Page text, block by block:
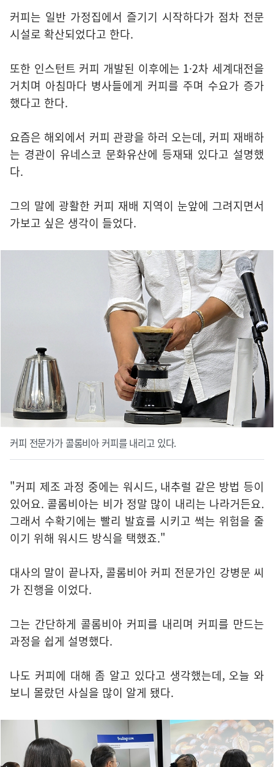
커피는 일반 가정집에서 즐기기 시작하다가 점차 전문
시설로 확산되었다고 한다.
또한 인스턴트 커피 개발된 이후에는 1·2차 세계대전을
거치며 아침마다 병사들에게 커피를 주며 수요가 증가
했다고 한다.
요즘은 해외에서 커피 관광을 하러 오는데, 커피 재배하
는 경관이 유네스코 문화유산에 등재돼 있다고 설명했
다.
그의 말에 광활한 커피 재배 지역이 눈앞에 그려지면서
가보고 싶은 생각이 들었다.
커피 전문가가 콜롬비아 커피를 내리고 있다.
"커피 제조 과정 중에는 워시드, 내추럴 같은 방법 등이
있어요. 콜롬비아는 비가 정말 많이 내리는 나라거든요.
그래서 수확기에는 빨리 발효를 시키고 썩는 위험을 줄
이기 위해 워시드 방식을 택했죠."
대사의 말이 끝나자, 콜롬비아 커피 전문가인 강병문 씨
가 진행을 이었다.
그는 간단하게 콜롬비아 커피를 내리며 커피를 만드는
과정을 쉽게 설명했다.
나도 커피에 대해 좀 알고 있다고 생각했는데, 오늘 와
보니 몰랐던 사실을 많이 알게 됐다.